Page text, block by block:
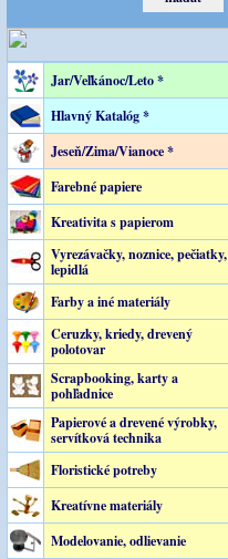
Jar/Veľkánoc/Leto *
Hlavný Katalóg *
Jeseň/Zima/Vianoce *
Farebné papiere
Kreativita s papierom
Vyrezávačky, noznice, pečiatky,
lepidlá
Farby a iné materiály
Ceruzky, kriedy, drevený
polotovar
Scrapbooking, karty a
pohľadnice
Papierové a drevené výrobky,
servítková technika
Floristické potreby
Kreatívne materiály
Modelovanie, odlievanie